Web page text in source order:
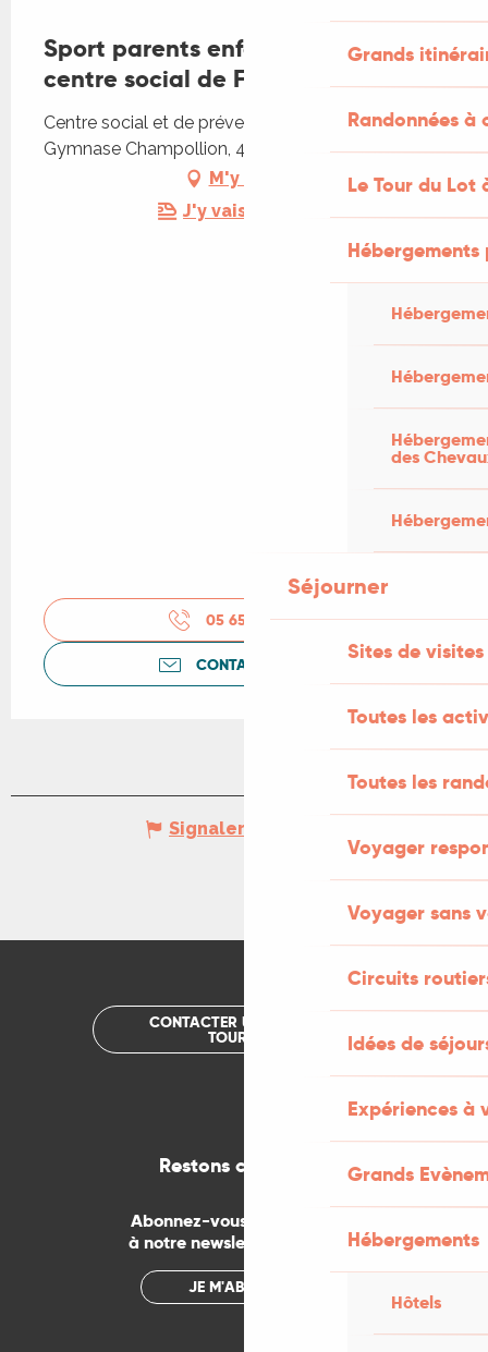
Grands
Randonnées
Le Tour du Lot
des
Séjourner
Sites de visites
Toutes les
Toutes les
Voyager
Voyager sans
Circuits
Idées de
Expériences à
Grands
Hébergements
Hôtels
Sport parents enfants avec le
centre social de Figeac
Centre social et de prévention Nicole-Paulo,
Gymnase Champollion, 46100 Figeac
M'y rendre
J'y vais en train !
05 65 50 05▒▒
CONTACTEZ-NOUS
Signaler une erreur
CONTACTER UN OFFICE DE
TOURISME
Restons connectés
Abonnez-vous gratuitement
à notre newsletter mensuelle
JE M'ABONNE